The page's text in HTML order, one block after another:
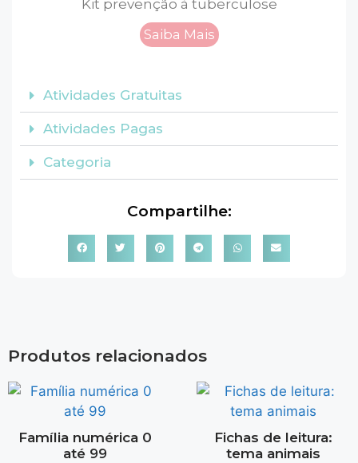
Kit prevenção à tuberculose
Saiba Mais
Atividades Gratuitas
Atividades Pagas
Categoria
Compartilhe:
Produtos relacionados
Família numérica 0
até 99
Fichas de leitura:
tema animais